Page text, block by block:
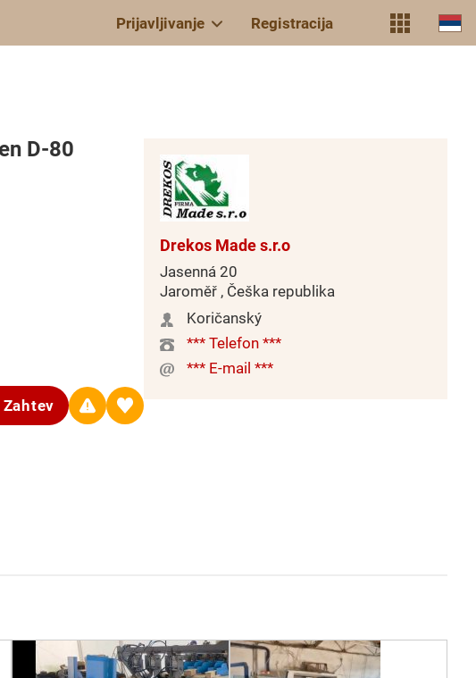
Prijavljivanje Registracija
D-80
Zahtev
Drekos Made s.r.o
Jasenná 20
Jaroměř , Češka republika
Koričanský
*** Telefon ***
*** E-mail ***